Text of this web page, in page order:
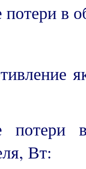
потери в
Вт: